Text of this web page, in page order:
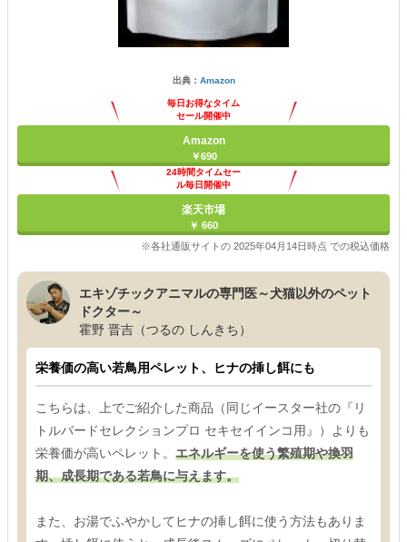
出典： Amazon
毎日お得なタイム
セール開催中
Amazon
￥690
24時間タイムセー
ル毎日開催中
楽天市場
￥ 660
※各社通販サイトの 2025年04月14日時点 での税込価格
エキゾチックアニマルの専門医～犬猫以外のペット
ドクター～
霍野 晋吉（つるの しんきち）
栄養価の高い若鳥用ペレット、ヒナの挿し餌にも
こちらは、上でご紹介した商品（同じイースター社の『リ
トルバードセレクションプロ セキセイインコ用』）よりも
栄養価が高いペレット。 エネルギーを使う繁殖期や換羽
期、成長期である若鳥に与えます。
また、お湯でふやかしてヒナの挿し餌に使う方法もありま